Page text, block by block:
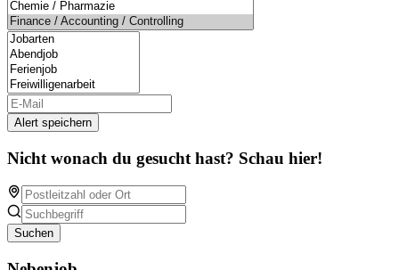
Alert speichern
Nicht wonach du gesucht hast? Schau hier!
Suchen